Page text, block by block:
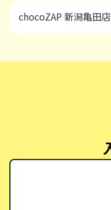
chocoZAP 新潟亀田店